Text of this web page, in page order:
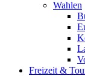
Wahlen
Freizeit &